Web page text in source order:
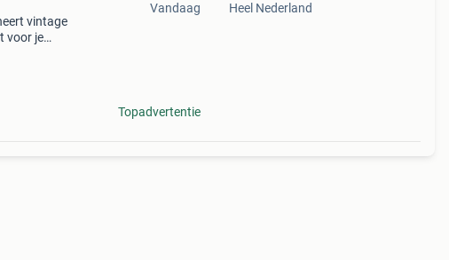
vintage
voor je
Vandaag
Topadvertentie
Heel Nederland